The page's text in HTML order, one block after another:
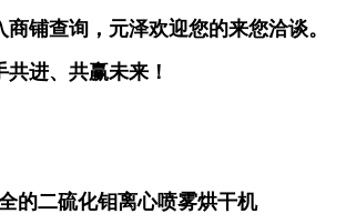
铺查询，元泽欢迎您的来您洽谈。
进、共赢未来！
的二硫化钼离心喷雾烘干机